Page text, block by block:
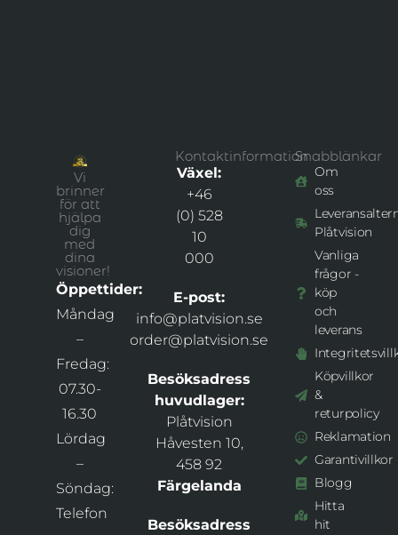
Vi
brinner
för att
hjälpa
dig
med
dina
visioner!
Öppettider:
Måndag
–
Fredag:
07.30-
16.30
Lördag
–
Söndag:
Telefon
Kontaktinformation
Växel:
+46
(0) 528
10
000
E-post:
info@platvision.se
order@platvision.se
Besöksadress
huvudlager:
Plåtvision
Håvesten 10,
458 92
Färgelanda
Besöksadress
Snabblänkar
Om
oss
Plåtvision
Vanliga
frågor -
köp
och
leverans
Köpvillkor
&
returpolicy
Reklamation
Garantivillkor
Blogg
Hitta
hit